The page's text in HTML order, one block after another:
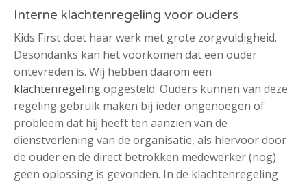
Interne klachtenregeling voor ouders
Kids First doet haar werk met grote zorgvuldigheid.
Desondanks kan het voorkomen dat een ouder
ontevreden is. Wij hebben daarom een
klachtenregelingopgesteld. Ouders kunnen van deze
regeling gebruik maken bij ieder ongenoegen of
probleem dat hij heeft ten aanzien van de
dienstverlening van de organisatie, als hiervoor door
de ouder en de direct betrokken medewerker (nog)
geen oplossing is gevonden. In de klachtenregeling